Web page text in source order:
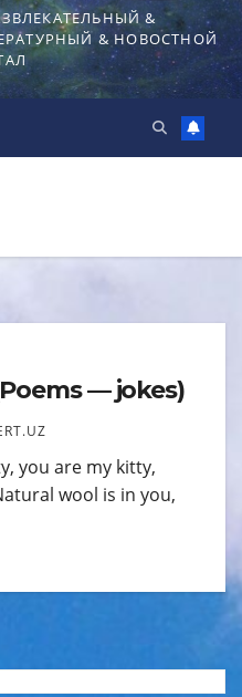
&
& НОВОСТНОЙ
— jokes)
you are my kitty,
wool is in you,